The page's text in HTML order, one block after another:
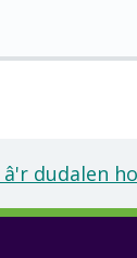
dudalen